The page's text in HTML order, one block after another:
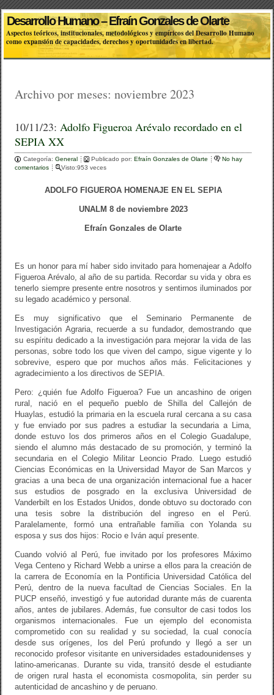
Desarrollo Humano – Efraín Gonzales de Olarte
Aspectos teóricos, institucionales, metodológicos y empíricos del Desarrollo Humano
como expansión de capacidades, derechos y oportunidades en libertad.
Archivo por meses:noviembre 2023
10/11/23: Adolfo Figueroa Arévalo recordado en el
SEPIA XX
Categoría:General Publicado por:Efraín Gonzales de Olarte
No hay
comentarios
Visto:953 veces
ADOLFO FIGUEROA HOMENAJE EN EL SEPIA
UNALM 8 de noviembre 2023
Efraín Gonzales de Olarte
Es un honor para mí haber sido invitado para homenajear a Adolfo
Figueroa Arévalo, al año de su partida. Recordar su vida y obra es
tenerlo siempre presente entre nosotros y sentirnos iluminados por
su legado académico y personal.
Es muy significativo que el Seminario Permanente de
Investigación Agraria, recuerde a su fundador, demostrando que
su espíritu dedicado a la investigación para mejorar la vida de las
personas, sobre todo los que viven del campo, sigue vigente y lo
sobrevive, espero que por muchos años más. Felicitaciones y
agradecimiento a los directivos de SEPIA.
Pero: ¿quién fue Adolfo Figueroa? Fue un ancashino de origen
rural, nació en el pequeño pueblo de Shilla del Callejón de
Huaylas, estudió la primaria en la escuela rural cercana a su casa
y fue enviado por sus padres a estudiar la secundaria a Lima,
donde estuvo los dos primeros años en el Colegio Guadalupe,
siendo el alumno más destacado de su promoción, y terminó la
secundaria en el Colegio Militar Leoncio Prado. Luego estudió
Ciencias Económicas en la Universidad Mayor de San Marcos y
gracias a una beca de una organización internacional fue a hacer
sus estudios de posgrado en la exclusiva Universidad de
Vanderbilt en los Estados Unidos, donde obtuvo su doctorado con
una tesis sobre la distribución del ingreso en el Perú.
Paralelamente, formó una entrañable familia con Yolanda su
esposa y sus dos hijos: Rocio e Iván aquí presente.
Cuando volvió al Perú, fue invitado por los profesores Máximo
Vega Centeno y Richard Webb a unirse a ellos para la creación de
la carrera de Economía en la Pontificia Universidad Católica del
Perú, dentro de la nueva facultad de Ciencias Sociales. En la
PUCP enseñó, investigó y fue autoridad durante más de cuarenta
años, antes de jubilares. Además, fue consultor de casi todos los
organismos internacionales. Fue un ejemplo del economista
comprometido con su realidad y su sociedad, la cual conocía
desde sus orígenes, los del Perú profundo y llegó a ser un
reconocido profesor visitante en universidades estadounidenses y
latino-americanas. Durante su vida, transitó desde el estudiante
de origen rural hasta el economista cosmopolita, sin perder su
autenticidad de ancashino y de peruano.